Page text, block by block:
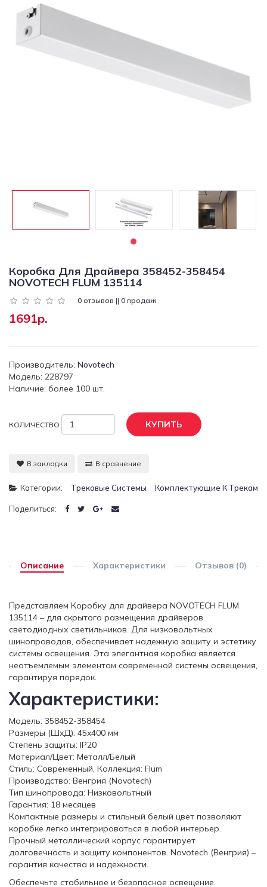
Светильники
Светодиодная
Уличные
светильники
Коробка Для Драйвера 358452-358454
NOVOTECH FLUM 135114
0 отзывов || 0 продаж
1691р.
Производитель: Novotech
Модель: 228797
Наличие: более 100 шт.
КОЛИЧЕСТВО КУПИТЬ
В закладки В сравнение
Категории: Трековые Системы Комплектующие К Трекам
Поделиться:
Описание Характеристики Отзывов (0)
Представляем Коробку для драйвера NOVOTECH FLUM
135114 – для скрытого размещения драйверов
светодиодных светильников. Для низковольтных
шинопроводов, обеспечивает надежную защиту и эстетику
системы освещения. Эта элегантная коробка является
неотъемлемым элементом современной системы освещения,
гарантируя порядок.
Характеристики:
Модель: 358452-358454
Размеры (ШxД): 45x400 мм
Степень защиты: IP20
Материал/Цвет: Металл/Белый
Стиль: Современный, Коллекция: Flum
Производство: Венгрия (Novotech)
Тип шинопровода: Низковольтный
Гарантия: 18 месяцев
Компактные размеры и стильный белый цвет позволяют
коробке легко интегрироваться в любой интерьер.
Прочный металлический корпус гарантирует
долговечность и защиту компонентов. Novotech (Венгрия) –
гарантия качества и надежности.
Обеспечьте стабильное и безопасное освещение.